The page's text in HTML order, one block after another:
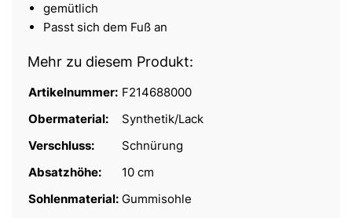
gemütlich
Passt sich dem Fuß an
Mehr zu diesem Produkt:
Artikelnummer: F214688000
Obermaterial:
Synthetik/Lack
Verschluss:
Schnürung
Absatzhöhe:
10 cm
Sohlenmaterial: Gummisohle